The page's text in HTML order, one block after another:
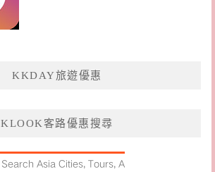
KKDAY旅遊優惠
KLOOK客路優惠搜尋